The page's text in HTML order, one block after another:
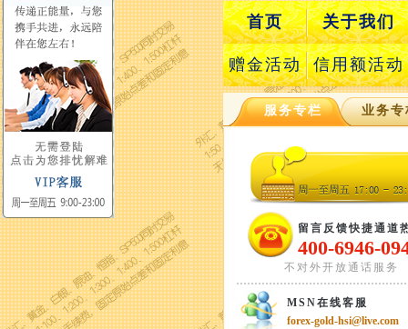
首页 关于我们
赠金活动 信用额活动
服务专栏 业务专
留言反馈快捷通道
400-6946-
不对外开放通话服务
MSN在线客服
forex-gold-hsi@live.com